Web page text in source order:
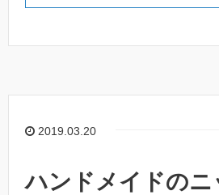
2019.03.20
ハンドメイドのニ